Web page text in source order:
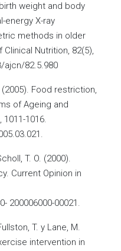
weight and body
energy X-ray
methods in older
Nutrition, 82(5),
ajcn/82.5.980
(2005). Food restriction,
of Ageing and
1011-1016.
T. O. (2000).
Current Opinion in
200006000-00021.
T. y Lane, M.
intervention in